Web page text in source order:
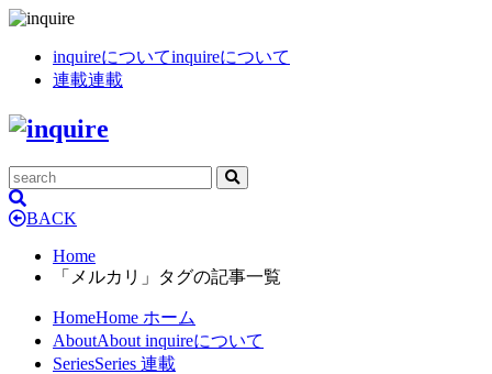
inquireについてinquireについて
連載連載
BACK
Home
「メルカリ」タグの記事一覧
HomeHome ホーム
AboutAbout inquireについて
SeriesSeries 連載